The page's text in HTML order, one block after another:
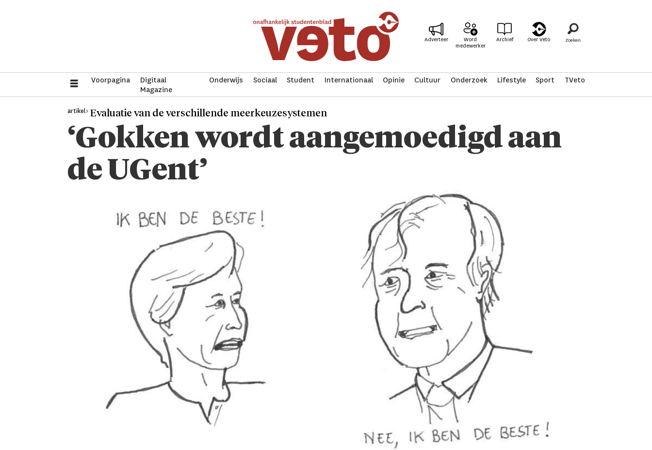
Adverteer
Word
medewerker
Archief Over Veto
Voorpagina
Digitaal
Magazine
Onderwijs Sociaal Student Internationaal Opinie Cultuur Onderzoek Lifestyle Sport TVeto
artikel> Evaluatie van de verschillende meerkeuzesystemen
‘Gokken wordt aangemoedigd aan
de UGent’